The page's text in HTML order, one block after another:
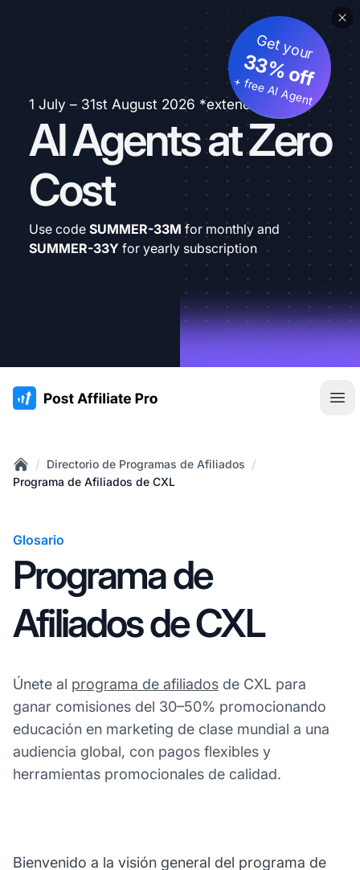
1 July – 31st August 2026 *extended
AI Agents at Zero
Cost
Get your
33% off
+ free AI Agent
Use code SUMMER-33M for monthly and
SUMMER-33Y for yearly subscription
:site.title
Home
/ Directorio de Programas de Afiliados /
Programa de Afiliados de CXL
Glosario
Programa de
Afiliados de CXL
Únete al programa de afiliados de CXL para
ganar comisiones del 30–50% promocionando
educación en marketing de clase mundial a una
audiencia global, con pagos flexibles y
herramientas promocionales de calidad.
Bienvenido a la visión general del programa de